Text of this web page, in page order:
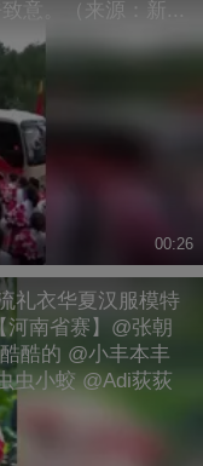
意。（来源：新...
00:26
礼衣华夏汉服模特
南省赛】@张朝
酷的 @小丰本丰
虫小蛟 @Adi荻荻